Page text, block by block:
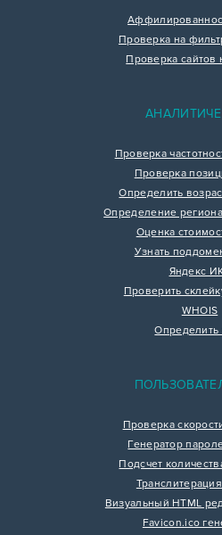
Проверка на
Проверка сайтов
Проверка
Проверка
Определить
Определение
Оценка
Узнать
Яндекс
Проверить
WHOIS
Определить
Проверка
Генератор
Подсчет
Визуальный HTML
Favicon.ico